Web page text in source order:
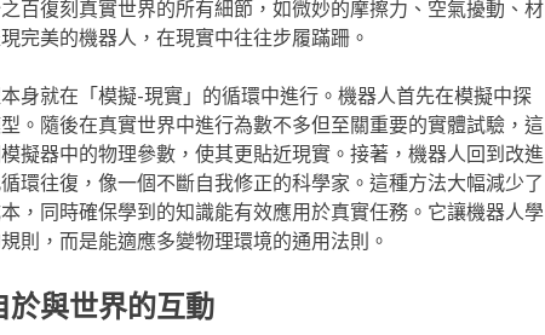
百復刻真實世界的所有細節，如微妙的摩擦力、空氣擾動、材
完美的機器人，在現實中往往步履蹣跚。
身就在「模擬-現實」的循環中進行。機器人首先在模擬中探
。隨後在真實世界中進行為數不多但至關重要的實體試驗，這
擬器中的物理參數，使其更貼近現實。接著，機器人回到改進
環往復，像一個不斷自我修正的科學家。這種方法大幅減少了
，同時確保學到的知識能有效應用於真實任務。它讓機器人學
則，而是能適應多變物理環境的通用法則。
與世界的互動